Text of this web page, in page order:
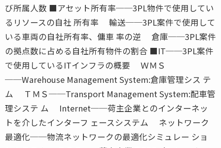
び所属人数 ■アセット所有率──3PL物件で使用してい
るリソースの自社 所有率 輸送──3PL案件で使用して
いる車両の自社所有率、傭車 率の逆 倉庫──3PL案件
の拠点数に占める自社所有物件の割合 ■IT──3PL案件
で使用しているITインフラの概要 ＷＭＳ
──Warehouse Management System:倉庫管理シス テ
ム ＴＭＳ──Transport Management System:配車管
理システ ム Internet──荷主企業とのインターネッ
トを介したインターフ ェースシステム ネットワーク
最適化──物流ネットワークの最適化シミュレー ショ